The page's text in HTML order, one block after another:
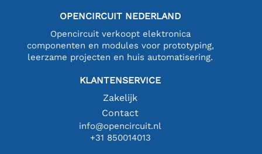
OPENCIRCUIT NEDERLAND
Opencircuit verkoopt elektronica
componenten en modules voor prototyping,
leerzame projecten en huis automatisering.
KLANTENSERVICE
Zakelijk
Contact
info@opencircuit.nl
+31 850014013